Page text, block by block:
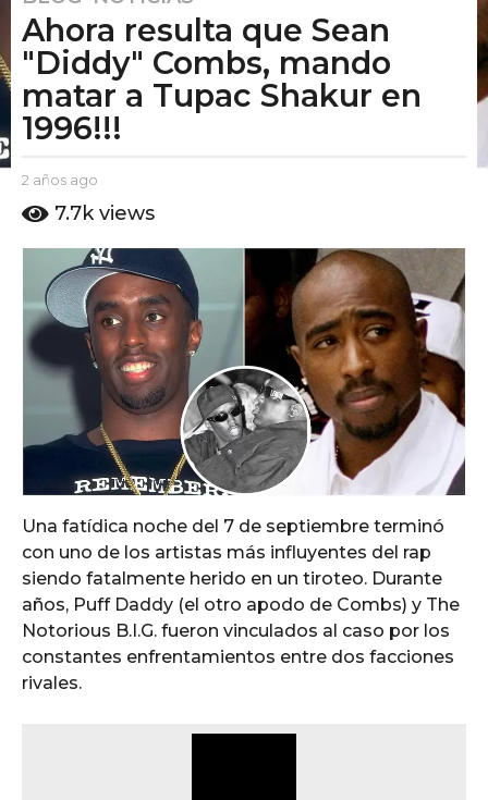
a
ñ
s
a
o
2
s
a
g
Ahora resulta que Sean
"Diddy" Combs, mando
matar a Tupac Shakur en
1996!!!
b
E
t
o
m
2 años ago
ñ
s
a
g
o
7.7k views
Una fatídica noche del 7 de septiembre terminó
con uno de los artistas más influyentes del rap
siendo fatalmente herido en un tiroteo. Durante
años, Puff Daddy (el otro apodo de Combs) y The
Notorious B.I.G. fueron vinculados al caso por los
constantes enfrentamientos entre dos facciones
rivales.